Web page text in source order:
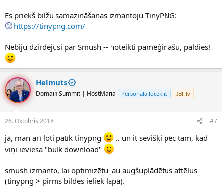
Es priekš bilžu samazināšanas izmantoju TinyPNG:
https://tinypng.com/
Nebiju dzirdējusi par Smush -- noteikti pamēģināšu, paldies!
Helmuts
Domain Summit | HostMaria Personāla loceklis IBF.lv
26. Oktobris 2018 #7
jā, man arī ļoti patīk tinypng
.. un it sevišķi pēc tam, kad
viņi ieviesa "bulk download"
smush izmanto, lai optimizētu jau augšuplādētus attēlus
(tinypng > pirms bildes ieliek lapā).